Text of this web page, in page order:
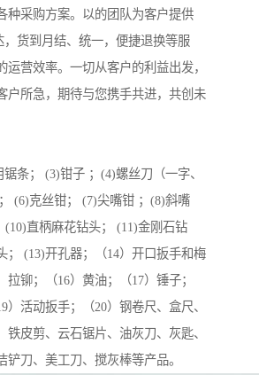
种采购方案。以的团队为客户提供
，货到月结、统一，便捷退换等服
运营效率。一切从客户的利益出发，
户所急，期待与您携手共进，共创未
条； (3)钳子 ；(4)螺丝刀（一字、
(6)克丝钳； (7)尖嘴钳 ；(8)斜嘴
(10)直柄麻花钻头； (11)金刚石钻
； (13)开孔器；（14）开口扳手和梅
拉铆；（16）黄油；（17）锤子；
）活动扳手；（20）钢卷尺、盒尺、
铁皮剪、云石锯片、油灰刀、灰匙、
铲刀、美工刀、搅灰棒等产品。